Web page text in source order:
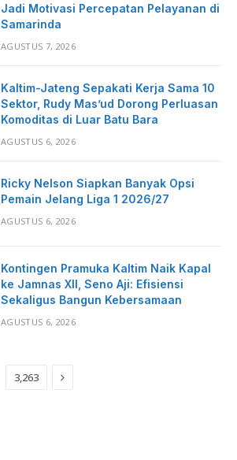
Jadi Motivasi Percepatan Pelayanan di
Samarinda
AGUSTUS 7, 2026
Kaltim-Jateng Sepakati Kerja Sama 10
Sektor, Rudy Mas’ud Dorong Perluasan
Komoditas di Luar Batu Bara
AGUSTUS 6, 2026
Ricky Nelson Siapkan Banyak Opsi
Pemain Jelang Liga 1 2026/27
AGUSTUS 6, 2026
Kontingen Pramuka Kaltim Naik Kapal
ke Jamnas XII, Seno Aji: Efisiensi
Sekaligus Bangun Kebersamaan
AGUSTUS 6, 2026
3,263 Next